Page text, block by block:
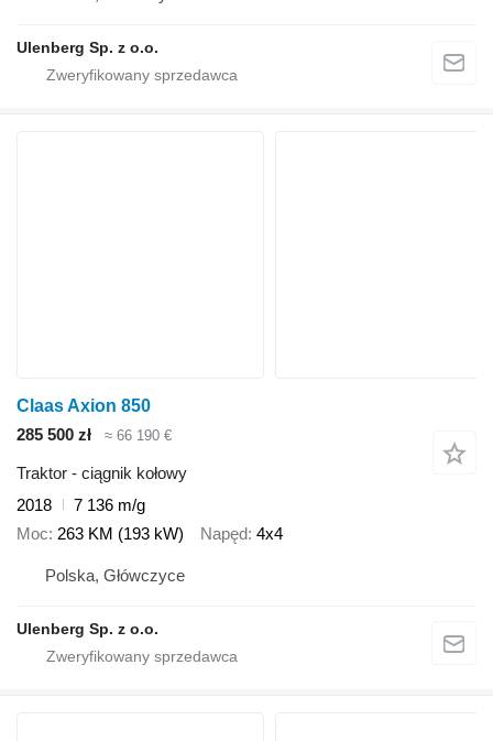
Ulenberg Sp. z o.o.
Claas Axion 850
285 500 zł
≈ 66 190 €
Traktor - ciągnik kołowy
2018
7 136 m/g
Moc 263 KM (193 kW) Napęd 4x4
Polska, Główczyce
Ulenberg Sp. z o.o.